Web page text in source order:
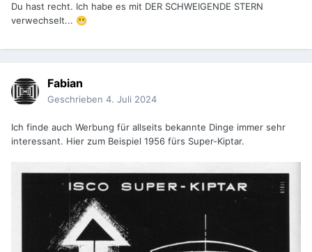
Du hast recht. Ich habe es mit DER SCHWEIGENDE STERN
verwechselt... 😬
Fabian
Geschrieben 4. Juli 2024
Ich finde auch Werbung für allseits bekannte Dinge immer sehr
interessant. Hier zum Beispiel 1956 fürs Super-Kiptar.